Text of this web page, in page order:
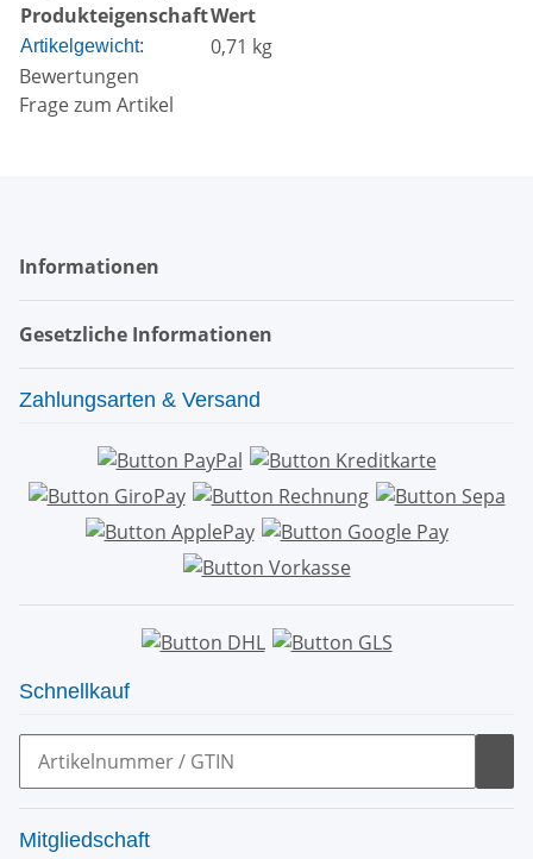
ProdukteigenschaftWert
Artikelgewicht: 0,71 kg
Bewertungen
Frage zum Artikel
Informationen
Gesetzliche Informationen
Zahlungsarten & Versand
Schnellkauf
Mitgliedschaft